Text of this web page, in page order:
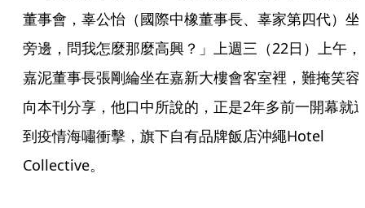
董事會，辜公怡（國際中橡董事長、辜家第四代）坐
旁邊，問我怎麼那麼高興？」上週三（22日）上午，
嘉泥董事長張剛綸坐在嘉新大樓會客室裡，難掩笑容
向本刊分享，他口中所說的，正是2年多前一開幕就
到疫情海嘯衝擊，旗下自有品牌飯店沖繩Hotel
Collective。